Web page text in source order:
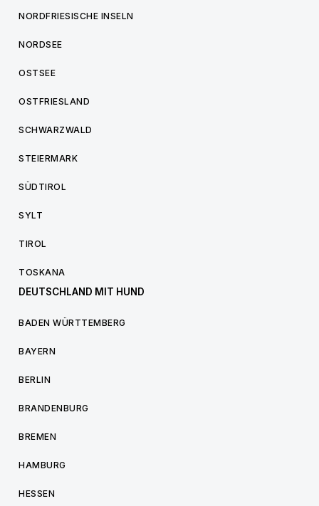
NORDFRIESISCHE INSELN
NORDSEE
OSTSEE
OSTFRIESLAND
SCHWARZWALD
STEIERMARK
SÜDTIROL
SYLT
TIROL
TOSKANA
DEUTSCHLAND MIT HUND
BADEN WÜRTTEMBERG
BAYERN
BERLIN
BRANDENBURG
BREMEN
HAMBURG
HESSEN